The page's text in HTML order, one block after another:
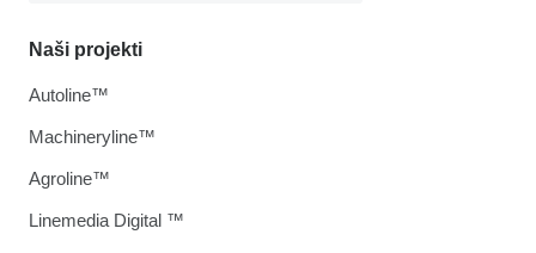
Naši projekti
Autoline™
Machineryline™
Agroline™
Linemedia Digital ™